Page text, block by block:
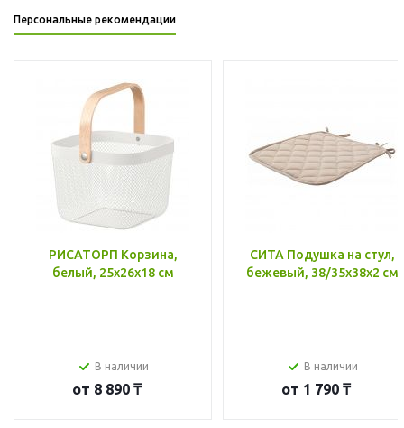
Персональные рекомендации
РИСАТОРП Корзина,
белый, 25x26x18 см
В наличии
от 8 890 ₸
СИТА Подушка на стул,
бежевый, 38/35x38x2 см
В наличии
от 1 790 ₸